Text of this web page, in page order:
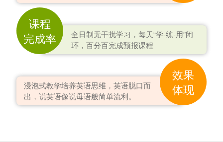
课程
完成率
全日制无干扰学习，每天“学-练-用”闭
环，百分百完成预报课程
效果
体现
浸泡式教学培养英语思维，英语脱口而
出，说英语像说母语般简单流利。